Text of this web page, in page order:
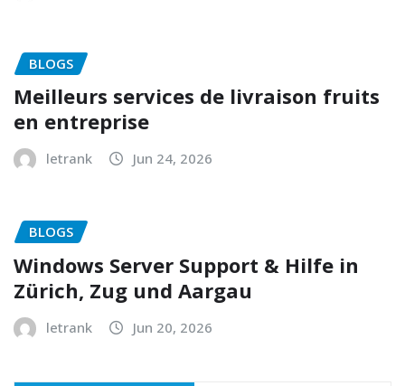
BLOGS
Meilleurs services de livraison fruits
en entreprise
letrank Jun 24, 2026
BLOGS
Windows Server Support & Hilfe in
Zürich, Zug und Aargau
letrank Jun 20, 2026